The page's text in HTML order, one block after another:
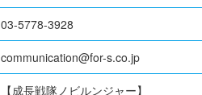
03-5778-3928
communication@for-s.co.jp
【成長戦隊ノビルンジャー】